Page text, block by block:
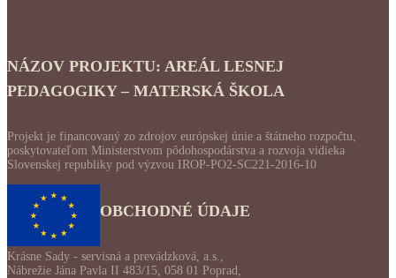
NÁZOV PROJEKTU: AREÁL LESNEJ
PEDAGOGIKY – MATERSKÁ ŠKOLA
Projekt je financovaný zo zdrojov európskej únie a štátneho rozpočtu,
poskytovateľom Ministerstvom pôdohospodárstva a rozvoja vidieka
Slovenskej republiky pod výzvou IROP-PO2-SC221-2016-10
OBCHODNÉ ÚDAJE
Krásne Sady - servisná a prevádzková, a.s.,
Nábrežie Jána Pavla II 483/15, 058 01 Poprad,